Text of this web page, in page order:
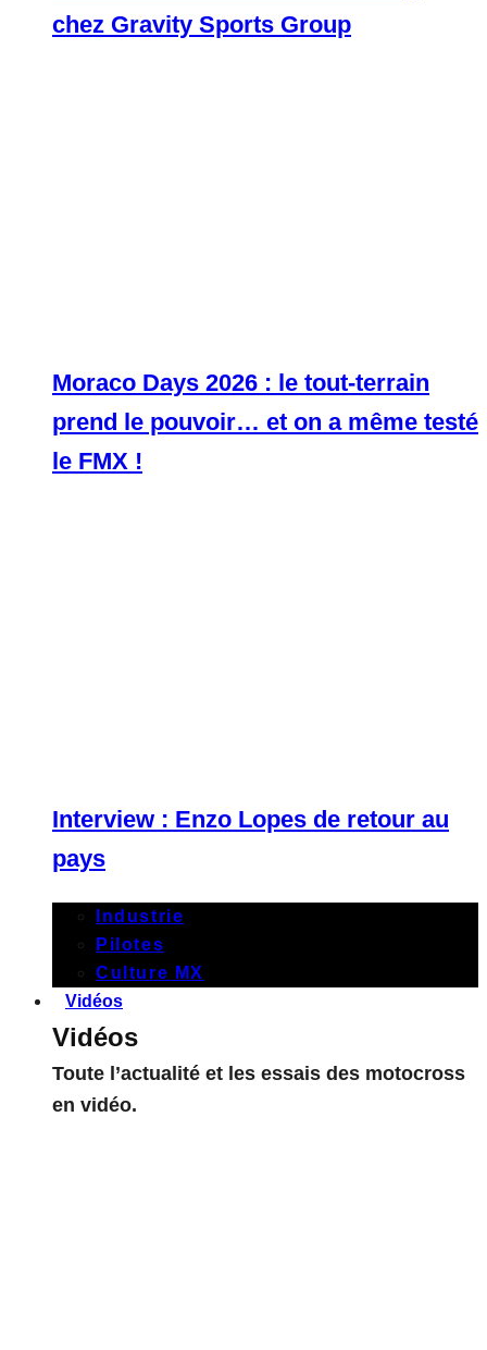
chez Gravity Sports Group
Moraco Days 2026 : le tout-terrain
prend le pouvoir… et on a même testé
le FMX !
Interview : Enzo Lopes de retour au
pays
Industrie
Pilotes
Culture MX
Vidéos
Vidéos
Toute l’actualité et les essais des motocross
en vidéo.